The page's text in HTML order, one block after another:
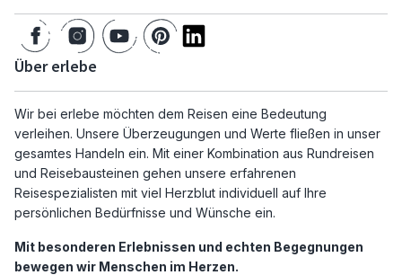
Über erlebe
Wir bei erlebe möchten dem Reisen eine Bedeutung
verleihen. Unsere Überzeugungen und Werte fließen in unser
gesamtes Handeln ein. Mit einer Kombination aus Rundreisen
und Reisebausteinen gehen unsere erfahrenen
Reisespezialisten mit viel Herzblut individuell auf Ihre
persönlichen Bedürfnisse und Wünsche ein.
Mit besonderen Erlebnissen und echten Begegnungen
bewegen wir Menschen im Herzen.